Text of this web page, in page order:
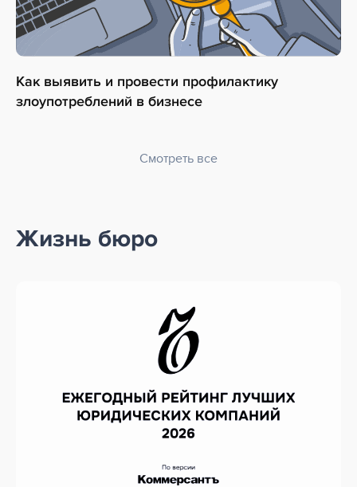
Как выявить и провести профилактику
злоупотреблений в бизнесе
Смотреть все
Жизнь бюро